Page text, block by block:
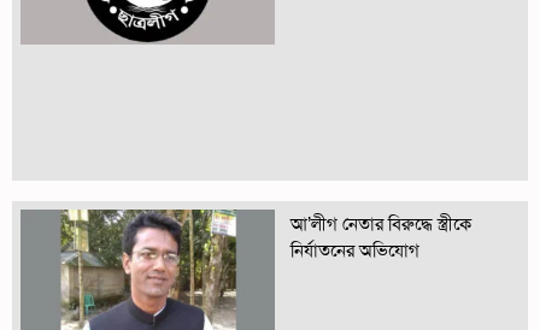
আ’লীগ নেতার বিরুদ্ধে স্ত্রীকে
নির্যাতনের অভিযোগ